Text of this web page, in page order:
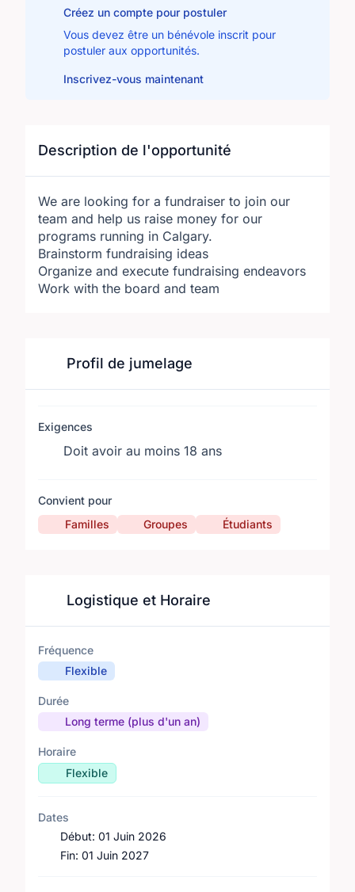
Créez un compte pour postuler
Vous devez être un bénévole inscrit pour
postuler aux opportunités.
Inscrivez-vous maintenant
Description de l'opportunité
We are looking for a fundraiser to join our
team and help us raise money for our
programs running in Calgary.
Brainstorm fundraising ideas
Organize and execute fundraising endeavors
Work with the board and team
Profil de jumelage
Exigences
Doit avoir au moins 18 ans
Convient pour
Familles
Groupes Étudiants
Logistique et Horaire
Fréquence
Flexible
Durée
Long terme (plus d'un an)
Horaire
Flexible
Dates
Début: 01 Juin 2026
Fin: 01 Juin 2027